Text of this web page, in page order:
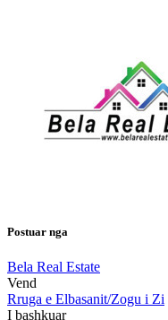
Postuar nga
Bela Real Estate
Vend
Rruga e Elbasanit/Zogu i Zi
I bashkuar